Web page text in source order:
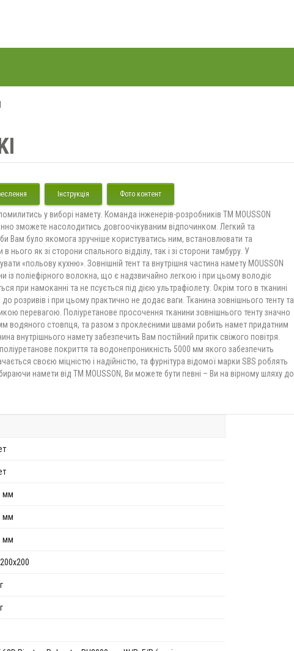
Інструкція Фото контент
у виборі намету. Команда інженерів-розробників ТМ MOUSSON
зможете насолодитись довгоочікуваним відпочинком. Легкий та
Вам було якомога зручніше користуватись ним, встановлювати та
як зі сторони спального відділу, так і зі сторони тамбуру. У
«польову кухню». Зовнішній тент та внутрішня частина намету MOUSSON
із поліефірного волокна, що є надзвичайно легкою і при цьому володіє
при намоканні та не псується під дією ультрафіолету. Окрім того в тканині
розривів і при цьому практично не додає ваги. Тканина зовнішнього тенту та
перевагою. Поліуретанове просочення тканини зовнішнього тенту значно
водяного стовпця, та разом з проклеєними швами робить намет придатним
внутрішнього намету забезпечить Вам постійний притік свіжого повітря.
покриття та водонепроникність 5000 мм якого забезпечить
своєю міцністю і надійністю, та фурнітура відомої марки SBS роблять
намети від ТМ MOUSSON, Ви можете бути певні – Ви на вірному шляху до
мм
мм
мм